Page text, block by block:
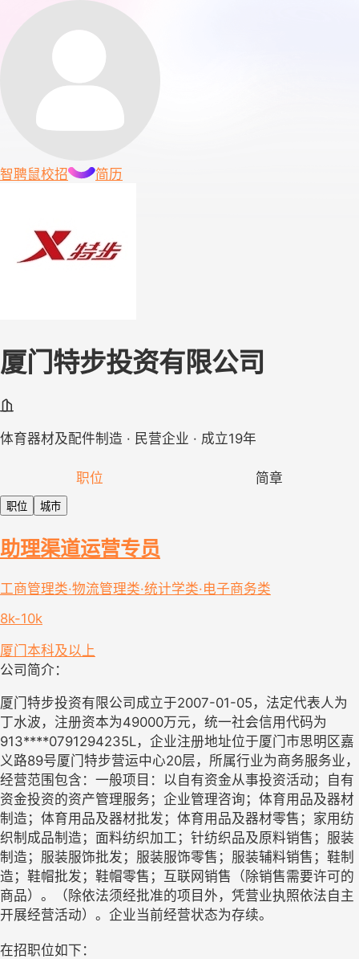
智聘鼠校招 简历
厦门特步投资有限公司
体育器材及配件制造 · 民营企业 · 成立19年
职位 简章
职位 城市
助理渠道运营专员
工商管理类·物流管理类·统计学类·电子商务类
8k-10k
厦门本科及以上
公司简介：
厦门特步投资有限公司成立于2007-01-05，法定代表人为
丁水波，注册资本为49000万元，统一社会信用代码为
913****0791294235L，企业注册地址位于厦门市思明区嘉
义路89号厦门特步营运中心20层，所属行业为商务服务业，
经营范围包含：一般项目：以自有资金从事投资活动；自有
资金投资的资产管理服务；企业管理咨询；体育用品及器材
制造；体育用品及器材批发；体育用品及器材零售；家用纺
织制成品制造；面料纺织加工；针纺织品及原料销售；服装
制造；服装服饰批发；服装服饰零售；服装辅料销售；鞋制
造；鞋帽批发；鞋帽零售；互联网销售（除销售需要许可的
商品）。（除依法须经批准的项目外，凭营业执照依法自主
开展经营活动）。企业当前经营状态为存续。
在招职位如下：